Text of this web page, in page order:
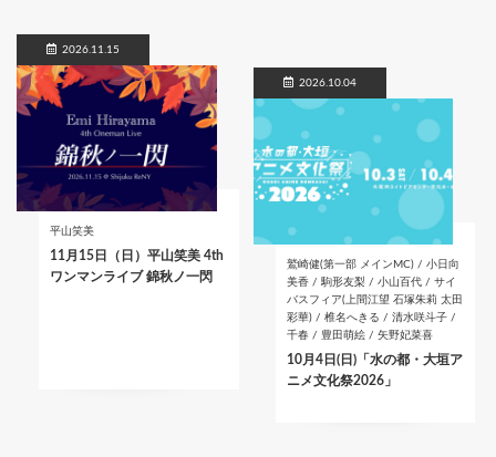
2026.11.15
平山笑美
11月15日（日）平山笑美 4th
ワンマンライブ 錦秋ノ一閃
2026.10.04
鷲崎健(第一部 メインMC) / 小日向
美香 / 駒形友梨 / 小山百代 / サイ
バスフィア(上間江望 石塚朱莉 太田
彩華) / 椎名へきる / 清水咲斗子 /
千春 / 豊田萌絵 / 矢野妃菜喜
10月4日(日)「水の都・大垣ア
ニメ文化祭2026」